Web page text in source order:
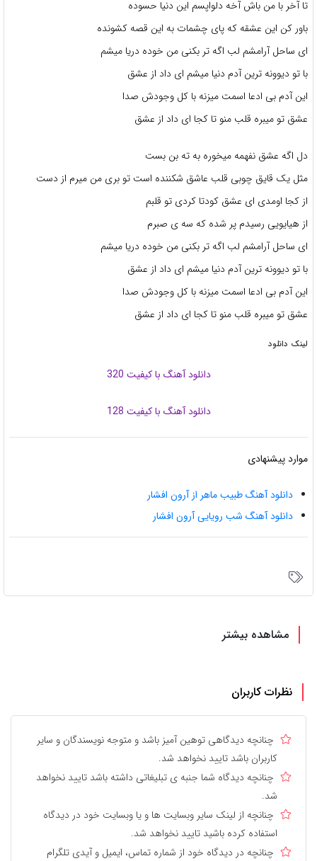
تا آخر با من باش آخه دلواپسم این دنیا حسوده
باور کن این عشقه که پای چشمات به این قصه کشونده
ای ساحل آرامشم لب اگه تر بکنی من خوده دریا میشم
با تو دیوونه ترین آدم دنیا میشم ای داد از عشق
این آدم بی ادعا اسمت میزنه با کل وجودش صدا
عشق تو میبره قلب منو تا کجا ای داد از عشق
دل اگه عشق نفهمه میخوره به ته بن بست
مثل یک قایق چوبی قلب عاشق شکننده است تو بری من میرم از دست
از کجا اومدی ای عشق کودتا کردی تو قلبم
از هیایویی رسیدم پر شده که سه ی صبرم
ای ساحل آرامشم لب اگه تر بکنی من خوده دریا میشم
با تو دیوونه ترین آدم دنیا میشم ای داد از عشق
این آدم بی ادعا اسمت میزنه با کل وجودش صدا
عشق تو میبره قلب منو تا کجا ای داد از عشق
لینک دانلود
دانلود آهنگ با کیفیت 320
دانلود آهنگ با کیفیت 128
موارد پیشنهادی
دانلود آهنگ طبیب ماهر از آرون افشار
دانلود آهنگ شب رویایی آرون افشار
مشاهده بیشتر
نظرات کاربران
چنانچه دیدگاهی توهین آمیز باشد و متوجه نویسندگان و سایر
کاربران باشد تایید نخواهد شد.
چنانچه دیدگاه شما جنبه ی تبلیغاتی داشته باشد تایید نخواهد
شد.
چنانچه از لینک سایر وبسایت ها و یا وبسایت خود در دیدگاه
استفاده کرده باشید تایید نخواهد شد.
چنانچه در دیدگاه خود از شماره تماس، ایمیل و آیدی تلگرام